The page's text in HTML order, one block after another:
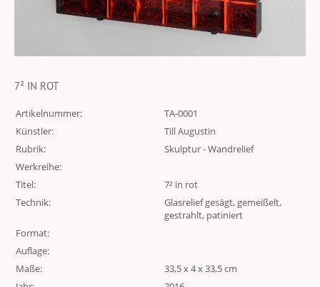
7² IN ROT
Artikelnummer:
TA-0001
Künstler:
Till Augustin
Rubrik:
Skulptur - Wandrelief
Werkreihe:
Titel:
7² in rot
Technik:
Glasrelief gesägt, gemeißelt,
gestrahlt, patiniert
Format:
Auflage:
Maße:
33,5 x 4 x 33,5 cm